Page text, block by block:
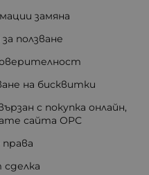
замяна
ползване
на бисквитки
с покупка онлайн,
сайта ОРС